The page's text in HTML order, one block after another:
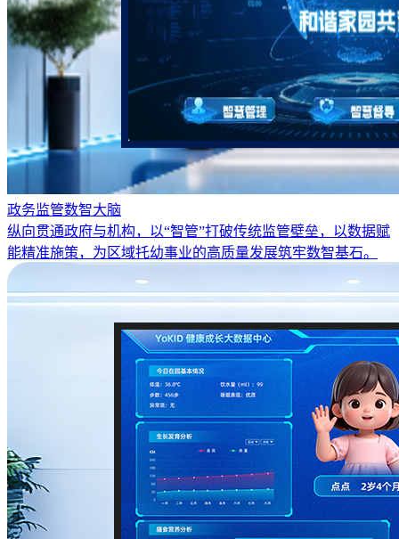
政务监管数智大脑
纵向贯通政府与机构，以“智管”打破传统监管壁垒，以数据赋
能精准施策，为区域托幼事业的高质量发展筑牢数智基石。